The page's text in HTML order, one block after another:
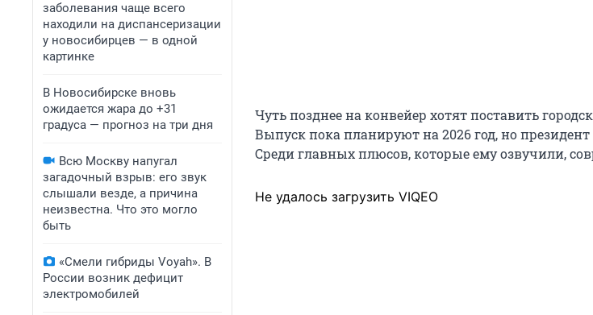
заболевания чаще всего
находили на диспансеризации
у новосибирцев — в одной
картинке
В Новосибирске вновь
ожидается жара до +31
градуса — прогноз на три дня
Всю Москву напугал
загадочный взрыв: его звук
слышали везде, а причина
неизвестна. Что это могло
быть
«Смели гибриды Voyah». В
России возник дефицит
электромобилей
Чуть позднее на конвейер хотят поставить
Выпуск пока планируют на 2026 год, но
Среди главных плюсов, которые ему озвучили,
Не удалось загрузить VIQEO